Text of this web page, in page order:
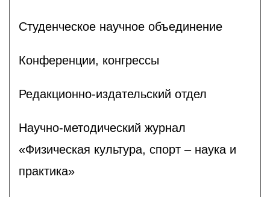
Студенческое научное объединение
Конференции, конгрессы
Редакционно-издательский отдел
Научно-методический журнал
«Физическая культура, спорт – наука и
практика»